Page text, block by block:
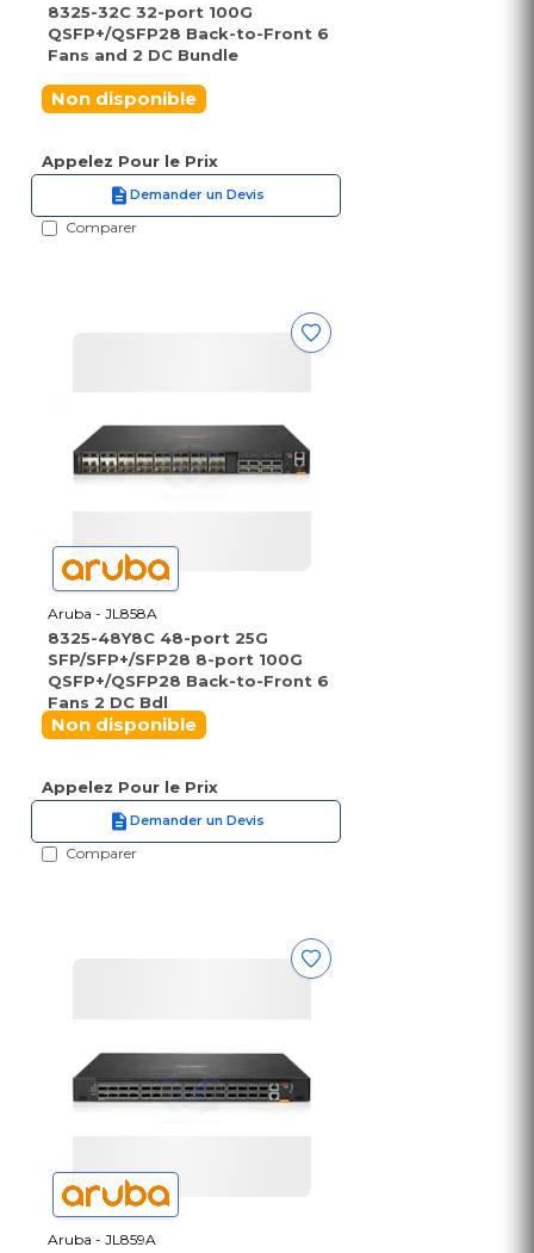
8325-32C 32-port 100G
QSFP+/QSFP28 Back-to-Front 6
Fans and 2 DC Bundle
Non disponible
Appelez Pour le Prix
Demander un Devis
Comparer
Aruba - JL858A
8325-48Y8C 48-port 25G
SFP/SFP+/SFP28 8-port 100G
QSFP+/QSFP28 Back-to-Front 6
Fans 2 DC Bdl
Non disponible
Appelez Pour le Prix
Demander un Devis
Comparer
Aruba - JL859A